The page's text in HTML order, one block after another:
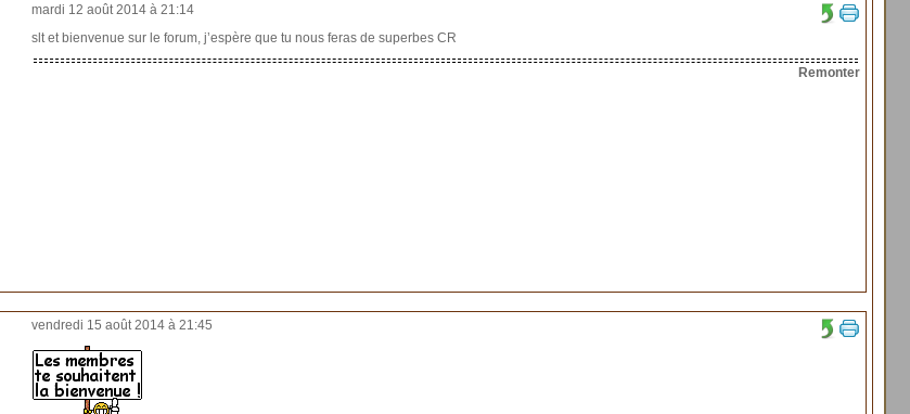
mardi 12 août 2014 à 21:14
slt et bienvenue sur le forum, j’espère que tu nous feras de superbes CR
Remonter
vendredi 15 août 2014 à 21:45